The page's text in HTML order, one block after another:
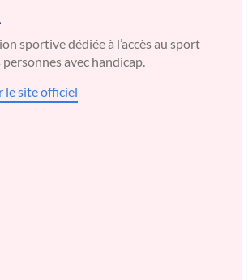
sportive dédiée à l’accès au sport
personnes avec handicap.
le site officiel